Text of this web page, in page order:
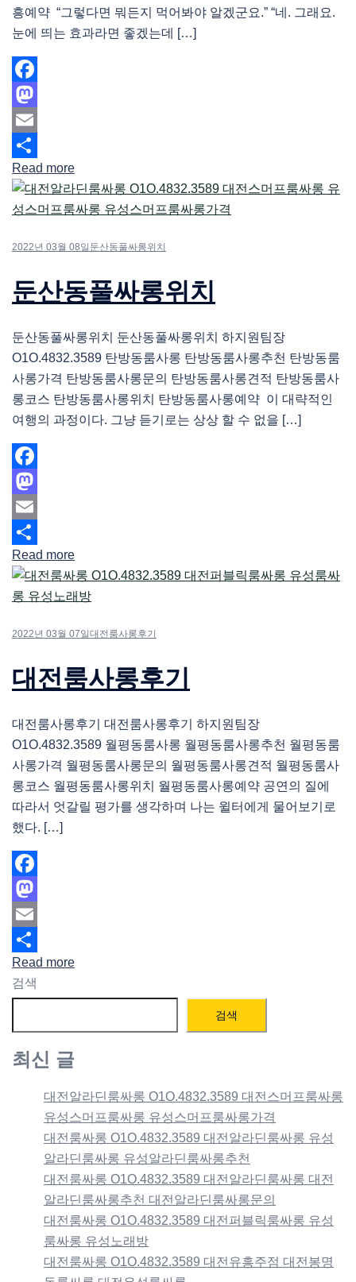
흥예약 “그렇다면 뭐든지 먹어봐야 알겠군요.” “네. 그래요.
눈에 띄는 효과라면 좋겠는데 […]
Facebook
Mastodon
Email
Share
Read more
2022년 03월 08일 둔산동풀싸롱위치
둔산동풀싸롱위치
둔산동풀싸롱위치 둔산동풀싸롱위치 하지원팀장
O1O.4832.3589 탄방동룸사롱 탄방동룸사롱추천 탄방동룸
사롱가격 탄방동룸사롱문의 탄방동룸사롱견적 탄방동룸사
롱코스 탄방동룸사롱위치 탄방동룸사롱예약 이 대략적인
여행의 과정이다. 그냥 듣기로는 상상 할 수 없을 […]
Facebook
Mastodon
Email
Share
Read more
2022년 03월 07일 대전룸사롱후기
대전룸사롱후기
대전룸사롱후기 대전룸사롱후기 하지원팀장
O1O.4832.3589 월평동룸사롱 월평동룸사롱추천 월평동룸
사롱가격 월평동룸사롱문의 월평동룸사롱견적 월평동룸사
롱코스 월평동룸사롱위치 월평동룸사롱예약 공연의 질에
따라서 엇갈릴 평가를 생각하며 나는 윌터에게 물어보기로
했다. […]
Facebook
Mastodon
Email
Share
Read more
검색
검색
최신 글
대전알라딘룸싸롱 O1O.4832.3589 대전스머프룸싸롱
유성스머프룸싸롱 유성스머프룸싸롱가격
대전룸싸롱 O1O.4832.3589 대전알라딘룸싸롱 유성
알라딘룸싸롱 유성알라딘룸싸롱추천
대전룸싸롱 O1O.4832.3589 대전알라딘룸싸롱 대전
알라딘룸싸롱추천 대전알라딘룸싸롱문의
대전룸싸롱 O1O.4832.3589 대전퍼블릭룸싸롱 유성
룸싸롱 유성노래방
대전룸싸롱 O1O.4832.3589 대전유흥주점 대전봉명